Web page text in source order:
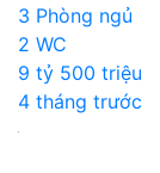
3 Phòng ngủ
2 WC
9 tỷ 500 triệu
4 tháng trước